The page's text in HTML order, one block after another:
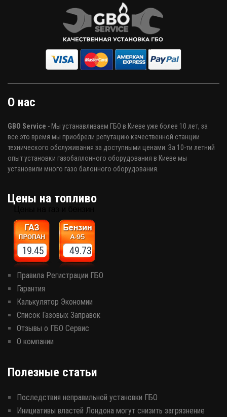
О нас
GBO Service - Мы устанавливаем ГБО в Киеве уже более 10 лет, за
все это время мы приобрели репутацию качественной станции
технического обслуживания за доступными ценами. За 10-ти летний
опыт установки газобаллонного оборудования в Киеве мы
установили много газо балонного оборудования.
Цены на топливо
19.45 49.73
Правила Регистрации ГБО
Гарантия
Калькулятор Экономии
Список Газовых Заправок
Отзывы о ГБО Сервис
О компании
Полезные статьи
Последствия неправильной установки ГБО
Инициативы властей Лондона могут снизить загрязнение